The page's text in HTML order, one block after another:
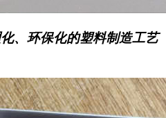
、环保化的塑料制造工艺